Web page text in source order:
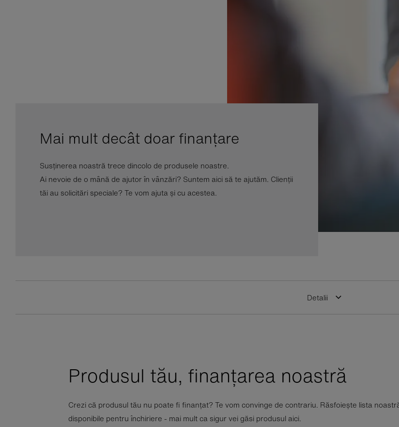
Mai mult decât doar finanțare
Susținerea noastră trece dincolo de produsele noastre.
Ai nevoie de o mână de ajutor în vânzări? Suntem aici să te ajutăm. Clienții
tăi au solicitări speciale? Te vom ajuta și cu acestea.
Detalii
Produsul tău, finanțarea noastră
Crezi că produsul tău nu poate fi finanțat? Te vom convinge de contrariu. Răsfoiește lista
disponibile pentru închiriere - mai mult ca sigur vei găsi produsul aici.